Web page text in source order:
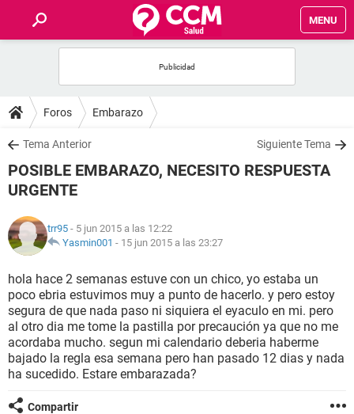
MENU
FOROS
SALUD
FAMILIA
NUTRICIÓN
SEXUALIDAD
GLOSARIO
Foros Embarazo
Tema Anterior Siguiente Tema
POSIBLE EMBARAZO, NECESITO RESPUESTA
URGENTE
trr95 - 5 jun 2015 a las 12:22
Yasmin001 - 15 jun 2015 a las 23:27
hola hace 2 semanas estuve con un chico, yo estaba un
poco ebria estuvimos muy a punto de hacerlo. y pero estoy
segura de que nada paso ni siquiera el eyaculo en mi. pero
al otro dia me tome la pastilla por precaución ya que no me
acordaba mucho. segun mi calendario deberia haberme
bajado la regla esa semana pero han pasado 12 dias y nada
ha sucedido. Estare embarazada?
Compartir